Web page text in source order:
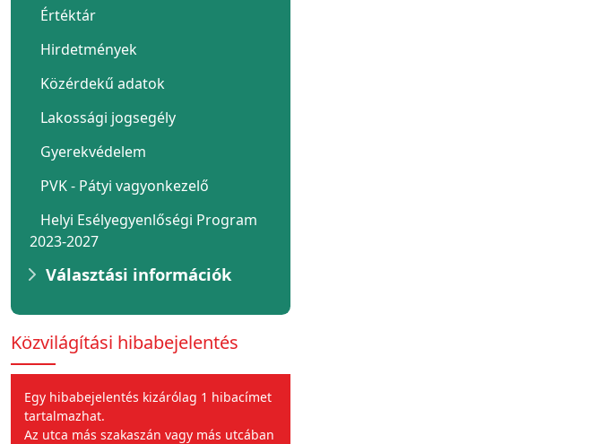
Értéktár
Hirdetmények
Közérdekű adatok
Lakossági jogsegély
Gyerekvédelem
PVK - Pátyi vagyonkezelő
Helyi Esélyegyenlőségi Program
2023-2027
Választási információk
Közvilágítási hibabejelentés
Egy hibabejelentés kizárólag 1 hibacímet
tartalmazhat.
Az utca más szakaszán vagy más utcában